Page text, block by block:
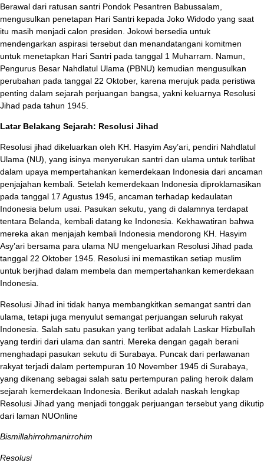
Berawal dari ratusan santri Pondok Pesantren Babussalam,
mengusulkan penetapan Hari Santri kepada Joko Widodo yang saat
itu masih menjadi calon presiden. Jokowi bersedia untuk
mendengarkan aspirasi tersebut dan menandatangani komitmen
untuk menetapkan Hari Santri pada tanggal 1 Muharram. Namun,
Pengurus Besar Nahdlatul Ulama (PBNU) kemudian mengusulkan
perubahan pada tanggal 22 Oktober, karena merujuk pada peristiwa
penting dalam sejarah perjuangan bangsa, yakni keluarnya Resolusi
Jihad pada tahun 1945.
Latar Belakang Sejarah: Resolusi Jihad
Resolusi jihad dikeluarkan oleh KH. Hasyim Asy’ari, pendiri Nahdlatul
Ulama (NU), yang isinya menyerukan santri dan ulama untuk terlibat
dalam upaya mempertahankan kemerdekaan Indonesia dari ancaman
penjajahan kembali. Setelah kemerdekaan Indonesia diproklamasikan
pada tanggal 17 Agustus 1945, ancaman terhadap kedaulatan
Indonesia belum usai. Pasukan sekutu, yang di dalamnya terdapat
tentara Belanda, kembali datang ke Indonesia. Kekhawatiran bahwa
mereka akan menjajah kembali Indonesia mendorong KH. Hasyim
Asy’ari bersama para ulama NU mengeluarkan Resolusi Jihad pada
tanggal 22 Oktober 1945. Resolusi ini memastikan setiap muslim
untuk berjihad dalam membela dan mempertahankan kemerdekaan
Indonesia.
Resolusi Jihad ini tidak hanya membangkitkan semangat santri dan
ulama, tetapi juga menyulut semangat perjuangan seluruh rakyat
Indonesia. Salah satu pasukan yang terlibat adalah Laskar Hizbullah
yang terdiri dari ulama dan santri. Mereka dengan gagah berani
menghadapi pasukan sekutu di Surabaya. Puncak dari perlawanan
rakyat terjadi dalam pertempuran 10 November 1945 di Surabaya,
yang dikenang sebagai salah satu pertempuran paling heroik dalam
sejarah kemerdekaan Indonesia. Berikut adalah naskah lengkap
Resolusi Jihad yang menjadi tonggak perjuangan tersebut yang dikutip
dari laman NUOnline
Bismillahirrohmanirrohim
Resolusi